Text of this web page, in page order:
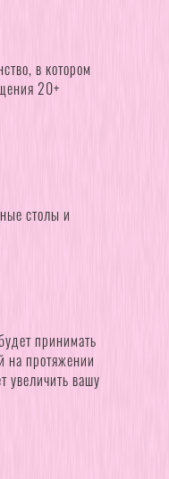
в котором
20+
столы и
принимать
на протяжении
увеличить вашу